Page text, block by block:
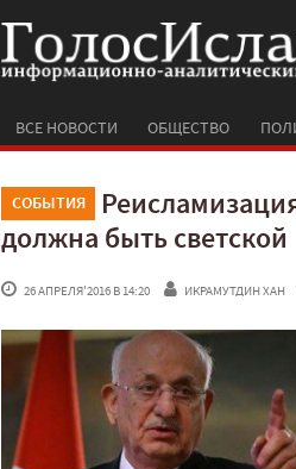
ВСЕ НОВОСТИ ОБЩЕСТВО
СОБЫТИЯ
должна быть светской
26 АПРЕЛЯ'2016 В 14:20 ИКРАМУТДИН ХАН